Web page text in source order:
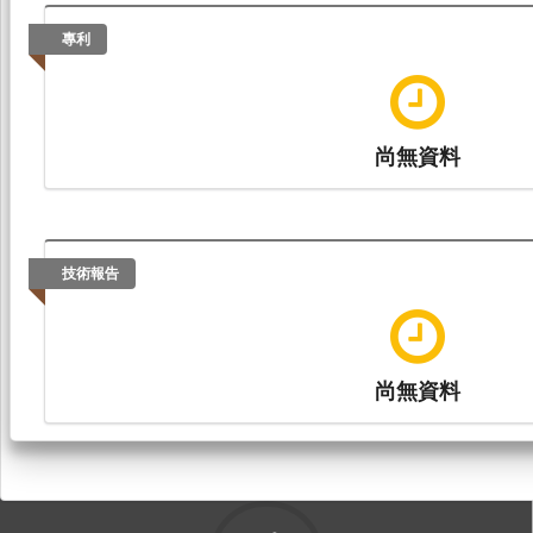
專利
尚無資料
技術報告
尚無資料